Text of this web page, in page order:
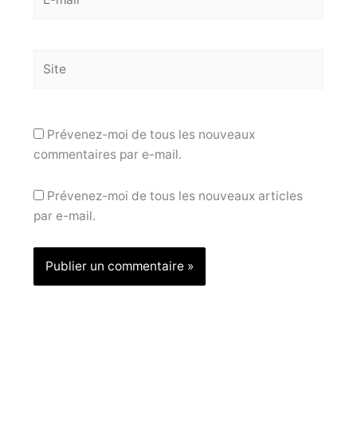
mail*
Prévenez-moi de tous les nouveaux
commentaires par e-mail.
Prévenez-moi de tous les nouveaux articles
par e-mail.